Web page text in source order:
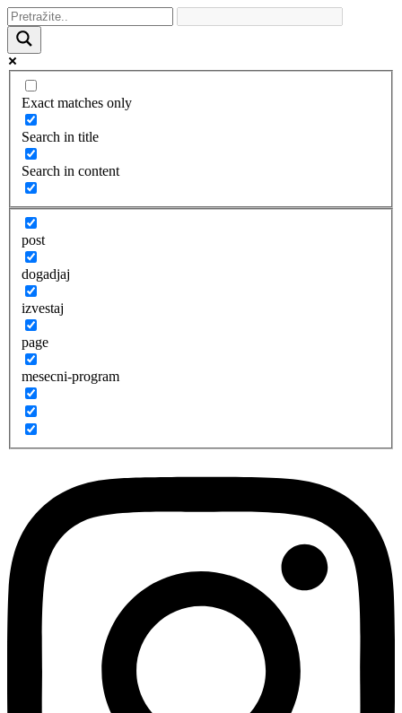
Exact matches only
Search in title
Search in content
post
dogadjaj
izvestaj
page
mesecni-program